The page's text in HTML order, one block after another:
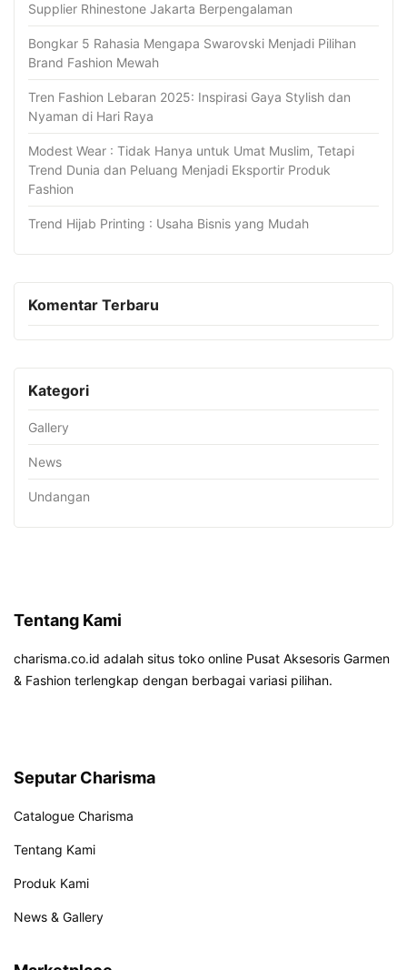
Supplier Rhinestone Jakarta Berpengalaman
Bongkar 5 Rahasia Mengapa Swarovski Menjadi Pilihan
Brand Fashion Mewah
Tren Fashion Lebaran 2025: Inspirasi Gaya Stylish dan
Nyaman di Hari Raya
Modest Wear : Tidak Hanya untuk Umat Muslim, Tetapi
Trend Dunia dan Peluang Menjadi Eksportir Produk
Fashion
Trend Hijab Printing : Usaha Bisnis yang Mudah
Komentar Terbaru
Kategori
Gallery
News
Undangan
Tentang Kami
charisma.co.id adalah situs toko online Pusat Aksesoris Garmen
& Fashion terlengkap dengan berbagai variasi pilihan.
Seputar Charisma
Catalogue Charisma
Tentang Kami
Produk Kami
News & Gallery